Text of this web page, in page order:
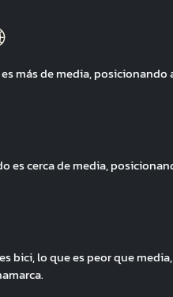
más de media,
es cerca de media,
bici, lo que es peor que